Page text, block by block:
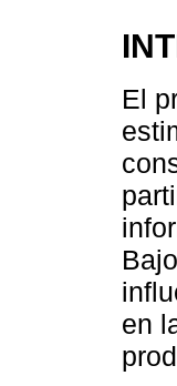
El
en